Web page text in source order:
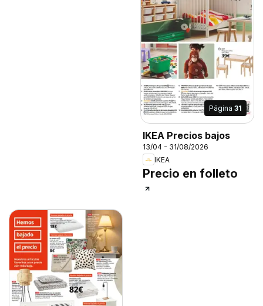
Página 31
IKEA Precios bajos
13/04 - 31/08/2026
IKEA
Precio en folleto